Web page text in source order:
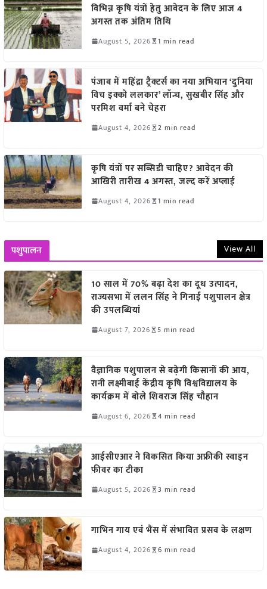
विभिन्न कृषि यंत्रों हेतु आवेदन के लिए आज 4
अगस्त तक अंतिम तिथि
August 5, 2026 1 min read
पंजाब में महिंद्रा ट्रैक्टर्स का नया अभियान ‘दुनिया
विच इक्को ललकार’ लॉन्च, सुखबीर सिंह और
परमिश वर्मा बने चेहरा
August 4, 2026 2 min read
कृषि यंत्रों पर सब्सिडी चाहिए? आवेदन की
आखिरी तारीख 4 अगस्त, जल्द करें अप्लाई
August 4, 2026 1 min read
पशुपालन View All
10 साल में 70% बढ़ा देश का दूध उत्पादन,
राज्यसभा में ललन सिंह ने गिनाईं पशुपालन क्षेत्र
की उपलब्धियां
August 7, 2026 5 min read
वैज्ञानिक पशुपालन से बढ़ेगी किसानों की आय,
रानी लक्ष्मीबाई केंद्रीय कृषि विश्वविद्यालय के
कार्यक्रम में बोले शिवराज सिंह चौहान
August 6, 2026 4 min read
आईसीएआर ने विकसित किया अफ्रीकी स्वाइन
फीवर का टीका
August 5, 2026 3 min read
गाभिन गाय एवं भैंस में संभावित प्रसव के लक्षण
August 4, 2026 6 min read